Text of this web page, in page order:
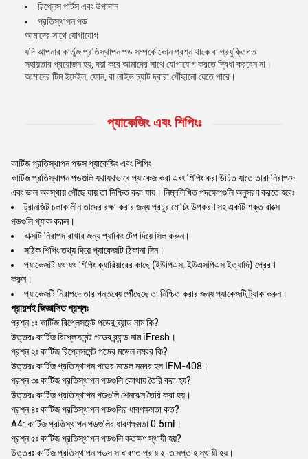
রিপ্লেস পার্টস এবং উপাদান
প্রতিস্থাপন পড
আমাদের সাথে যোগাযোগ
যদি আপনার কার্তুজ প্রতিস্থাপন পড সম্পর্কে কোন প্রশ্ন থাকে বা প্রযুক্তিগত
সহায়তার প্রয়োজন হয়, দয়া করে আমাদের সাথে যোগাযোগ করতে দ্বিধা করবেন না।
আমাদের টিম ইমেইল, ফোন, বা লাইভ চ্যাট দ্বারা পৌঁছানো যেতে পারে।
প্যাকেজিং এবং শিপিংঃ
কার্টিজ প্রতিস্থাপন পডস প্যাকেজিং এবং শিপিং
কার্টিজ প্রতিস্থাপন পডগুলি যথাযথভাবে প্যাকেজ করা এবং শিপিং করা উচিত যাতে তারা নিরাপদে
এবং ভাল অবস্থায় পৌঁছে যায় তা নিশ্চিত করা যায়। নিম্নলিখিত পদক্ষেপগুলি অনুসরণ করতে হবেঃ
ট্রানজিট চলাকালীন তাদের রক্ষা করার জন্য প্রচুর মোচিং উপকরণ সহ একটি শক্ত বাক্সে
পডগুলি প্যাক করুন।
বাক্সটি নিরাপদ রাখার জন্য প্যাকিং টেপ দিয়ে সিল করুন।
সঠিক শিপিং তথ্য দিয়ে প্যাকেজটি ঠিকানা দিন।
প্যাকেজটি যথাযথ শিপিং ক্যারিয়ারের কাছে (ইউপিএস, ইউএসপিএস ইত্যাদি) প্রেরণ
করুন।
প্যাকেজটি নিরাপদে তার গন্তব্যে পৌঁছেছে তা নিশ্চিত করার জন্য প্যাকেজটি ট্র্যাক করুন।
প্রায়শই জিজ্ঞাসিত প্রশ্নঃ
প্রশ্ন ১ঃ কার্টিজ রিপ্লেসমেন্ট পডের ব্র্যান্ড নাম কি?
উত্তরঃ কার্টিজ রিপ্লেসমেন্ট পডের ব্র্যান্ড নাম iFresh।
প্রশ্ন ২ঃ কার্টিজ রিপ্লেসমেন্ট পডের মডেল নম্বর কি?
উত্তরঃ কার্টিজ প্রতিস্থাপন পডের মডেল নম্বর হল IFM-408।
প্রশ্ন ৩ঃ কার্টিজ প্রতিস্থাপন পডগুলি কোথায় তৈরি করা হয়?
উত্তরঃ কার্টিজ প্রতিস্থাপন পডগুলি শেনঝেন তৈরি করা হয়।
প্রশ্ন ৪ঃ কার্টিজ প্রতিস্থাপন পডগুলির ধারণক্ষমতা কত?
A4: কার্টিজ প্রতিস্থাপন পডগুলির ধারণক্ষমতা 0.5ml।
প্রশ্ন ৫ঃ কার্টিজ প্রতিস্থাপন পডগুলি কতক্ষণ স্থায়ী হয়?
উত্তরঃ কার্টিজ প্রতিস্থাপন পডস সাধারণত প্রায় ২-৩ সপ্তাহ স্থায়ী হয়।